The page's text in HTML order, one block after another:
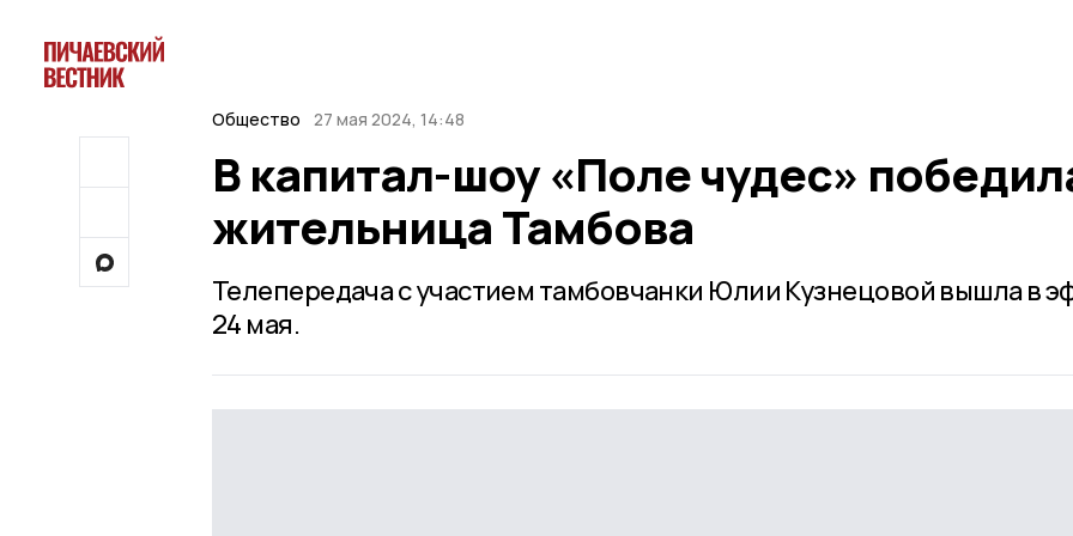
Общество 27 мая 2024, 14:48
В капитал-шоу «Поле чудес»
жительница Тамбова
Телепередача с участием тамбовчанки Юлии Кузнецовой вышла в
24 мая.